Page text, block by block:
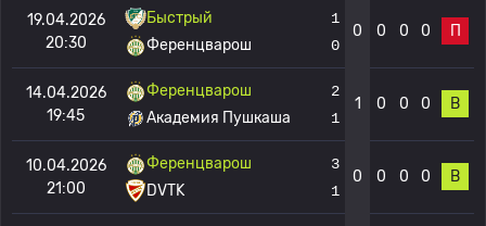
19.04.2026
20:30
Быстрый
Ференцварош
1
0
0 0 0 0 П
14.04.2026
19:45
Ференцварош
Академия Пушкаша
2
1
1 0 0 0 В
10.04.2026
21:00
Ференцварош
DVTK
3
1
0 0 0 0 В